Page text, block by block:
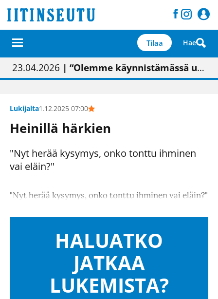
Tilaa Hae
01.02.2026 | Painon vaihtumisen pitäisi näkyä hieman parempana painojäljen laatuna lehdessä
05.02.2026 | Uudistettu kunnantalo on valoisa
23.04.2026 | “Olemme käynnistämässä uudelleen keskustavisiotyön”
09.05.2026| "Maalla on totuttu elämään omavaraisemmin kuin kaupungissa"
Lukijalta1.12.2025 07:00
Heinillä härkien
"Nyt herää kysymys, onko tonttu ihminen
vai eläin?"
"Nyt herää kysymys, onko tonttu ihminen vai eläin?"
HALUATKO
JATKAA
LUKEMISTA?